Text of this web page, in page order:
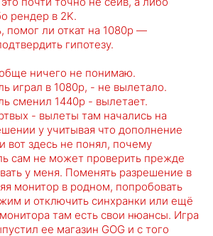
рендер в 2K.
помог ли откат на 1080p —
гипотезу.
ничего не понимаю.
играл в 1080р, - не вылетало.
сменил 1440р - вылетает.
- вылеты там начались на
у учитывая что дополнение
вот здесь не понял, почему
сам не может проверить прежде
у меня. Поменять разрешение в
монитор в родном, попробовать
и отключить синхранки или ещё
там есть свои нюансы. Игра
ее магазин GOG и с того